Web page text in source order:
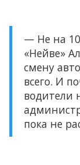
— Не на
«Нейве»
смену
всего. И
водители
пока не